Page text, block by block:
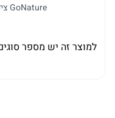
GoNature צידנית רכה 15 ליטר Kar-Tiv
למוצר זה יש מספר